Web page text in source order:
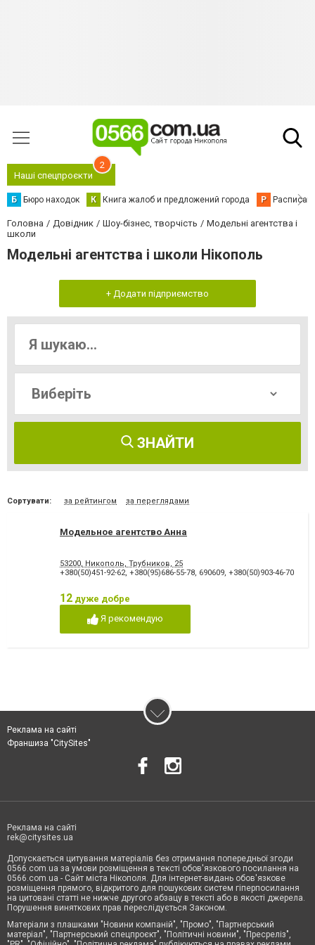
Наші спецпроєкти
2
Б Бюро находок К Книга жалоб и предложений города Р
Головна Довідник Шоу-бізнес, творчість
Модельні агентства і
школи
Модельні агентства і школи Нікополь
+ Додати підприємство
ЗНАЙТИ
Сортувати: за рейтингом за переглядами
Модельное агентство Анна
53200, Никополь, Трубников, 25
+380(50)451-92-62, +380(95)686-55-78, 690609, +380(50)903-46-70
12 дуже добре
Я рекомендую
Реклама на сайті
Франшиза "CitySites"
Реклама на сайті
rek@citysites.ua
Допускається цитування матеріалів без отримання попередньої згоди
0566.com.ua за умови розміщення в тексті обов'язкового посилання на
0566.com.ua - Сайт міста Нікополя. Для інтернет-видань обов'язкове
розміщення прямого, відкритого для пошукових систем гіперпосилання
на цитовані статті не нижче другого абзацу в тексті або в якості джерела.
Порушення виняткових прав переслідується Законом.
Матеріали з плашками "Новини компаній", "Промо", "Партнерський
матеріал", "Партнерський спецпроєкт", "Політичні новини", "Пресреліз",